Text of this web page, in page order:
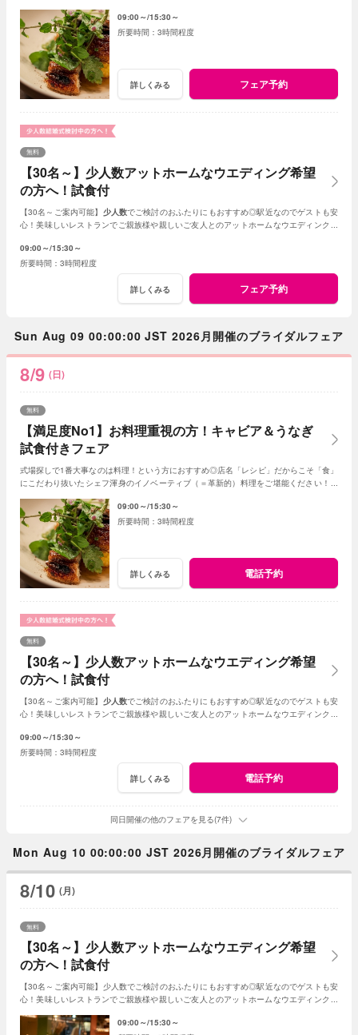
09:00～ 15:30～
3時間程度
詳しくみる フェア予約
【30名～】少人数アットホームなウエディング希望
の方へ！試食付
無料
【30名～ご案内可能】 少人数でご検討のおふたりにもおすすめ◎駅近なのでゲストも安
心！美味しいレストランでご親族様や親しいご友人とのアットホームなウエディングが
09:00～ 15:30～
3時間程度
詳しくみる フェア予約
Sun Aug 09 00:00:00 JST 2026月開催のブライダルフェア
8/9 (日)
【満足度No1】お料理重視の方！キャビア＆うなぎ
試食付きフェア
無料
式場探しで1番大事なのは料理！という方におすすめ◎店名「レシピ」だからこそ「食」
にこだわり抜いたシェフ渾身のイノベーティブ（＝革新的）料理をご堪能ください！新
09:00～ 15:30～
3時間程度
詳しくみる 電話予約
【30名～】少人数アットホームなウエディング希望
の方へ！試食付
無料
【30名～ご案内可能】 少人数でご検討のおふたりにもおすすめ◎駅近なのでゲストも安
心！美味しいレストランでご親族様や親しいご友人とのアットホームなウエディングが
09:00～ 15:30～
3時間程度
詳しくみる 電話予約
同日開催の他のフェアを見る(7件)
Mon Aug 10 00:00:00 JST 2026月開催のブライダルフェア
8/10 (月)
【30名～】少人数アットホームなウエディング希望
の方へ！試食付
無料
【30名～ご案内可能】少人数でご検討のおふたりにもおすすめ◎駅近なのでゲストも安
心！美味しいレストランでご親族様や親しいご友人とのアットホームなウエディングが
09:00～ 15:30～